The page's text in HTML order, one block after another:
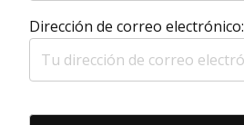
Dirección de correo electrónico: